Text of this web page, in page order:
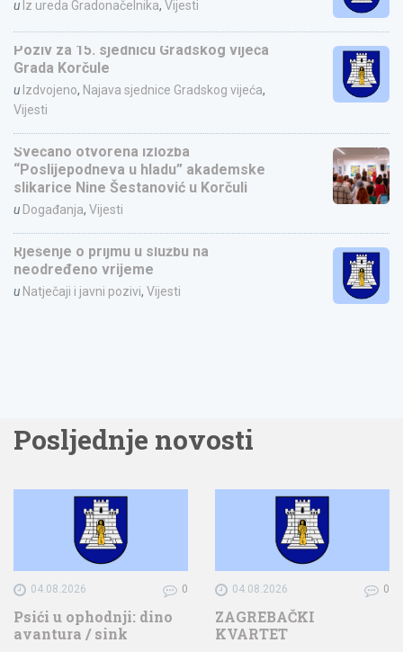
u Iz ureda Gradonačelnika, Vijesti
Poziv za 15. sjednicu Gradskog vijeća
Grada Korčule
u Izdvojeno, Najava sjednice Gradskog vijeća,
Vijesti
Svečano otvorena izložba
“Poslijepodneva u hladu” akademske
slikarice Nine Šestanović u Korčuli
u Događanja, Vijesti
Rješenje o prijmu u službu na
neodređeno vrijeme
u Natječaji i javni pozivi, Vijesti
Posljednje novosti
04.08.2026 0
Psići u ophodnji: dino
avantura / sink
04.08.2026 0
ZAGREBAČKI
KVARTET